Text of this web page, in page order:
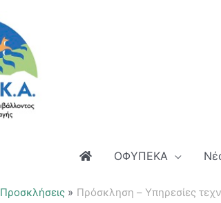
ΟΦΥΠΕΚΑ
Προσκλήσεις Πρόσκληση – Yπηρεσίες